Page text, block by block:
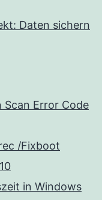
Daten sichern
Scan Error Code
/Fixboot
in Windows